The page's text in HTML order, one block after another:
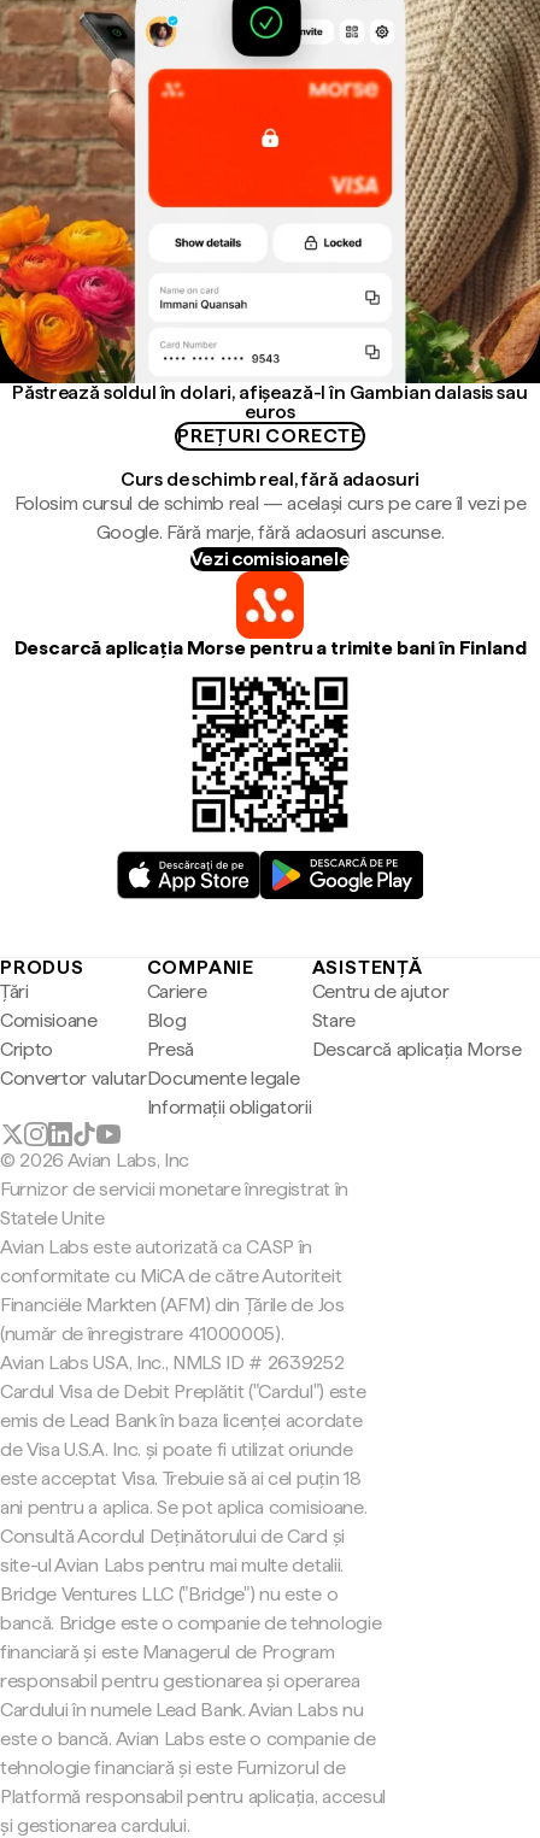
Păstrează soldul în dolari, afișează-l în Gambian dalasis sau
euros
PREȚURI CORECTE
Curs de schimb real, fără adaosuri
Folosim cursul de schimb real — același curs pe care îl vezi pe
Google. Fără marje, fără adaosuri ascunse.
Vezi comisioanele
Descarcă aplicația Morse pentru a trimite bani în Finland
PRODUS
Țări
Comisioane
Cripto
Convertor valutar
COMPANIE
Cariere
Blog
Presă
Documente legale
Informații obligatorii
ASISTENȚĂ
Centru de ajutor
Stare
Descarcă aplicația Morse
© 2026 Avian Labs, Inc
Furnizor de servicii monetare înregistrat în
Statele Unite
Avian Labs este autorizată ca CASP în
conformitate cu MiCA de către Autoriteit
Financiële Markten (AFM) din Țările de Jos
(număr de înregistrare 41000005).
Avian Labs USA, Inc., NMLS ID # 2639252
Cardul Visa de Debit Preplătit ("Cardul") este
emis de Lead Bank în baza licenței acordate
de Visa U.S.A. Inc. și poate fi utilizat oriunde
este acceptat Visa. Trebuie să ai cel puțin 18
ani pentru a aplica. Se pot aplica comisioane.
Consultă Acordul Deținătorului de Card și
site-ul Avian Labs pentru mai multe detalii.
Bridge Ventures LLC ("Bridge") nu este o
bancă. Bridge este o companie de tehnologie
financiară și este Managerul de Program
responsabil pentru gestionarea și operarea
Cardului în numele Lead Bank. Avian Labs nu
este o bancă. Avian Labs este o companie de
tehnologie financiară și este Furnizorul de
Platformă responsabil pentru aplicația, accesul
și gestionarea cardului.